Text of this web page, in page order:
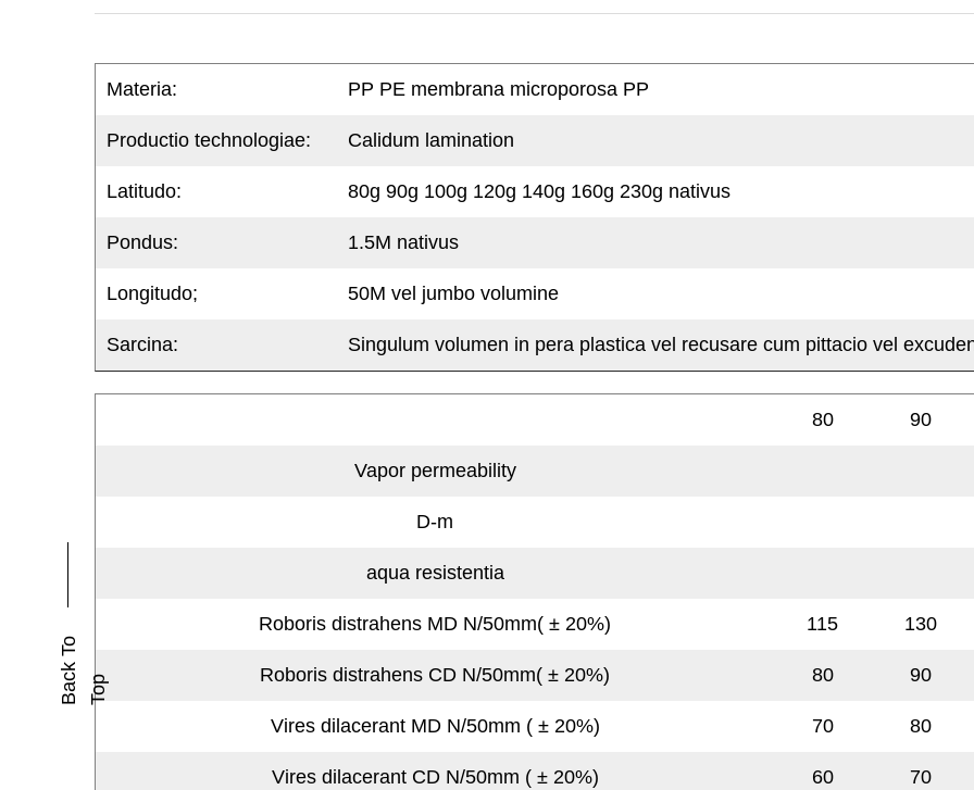
Tempus,
Materia: PP PE membrana microporosa PP
Productio technologiae: Calidum lamination
Latitudo: 80g 90g 100g 120g 140g 160g 230g nativus
Pondus: 1.5M nativus
Longitudo; 50M vel jumbo volumine
Sarcina: Singulum volumen in pera plastica vel recusare cum pittacio vel
80 90
Vapor permeability
D-m
aqua resistentia
Roboris distrahens MD N/50mm( ± 20%) 115 130
Roboris distrahens CD N/50mm( ± 20%) 80 90
Vires dilacerant MD N/50mm ( ± 20%) 70 80
Vires dilacerant CD N/50mm ( ± 20%) 60 70
B
A C
K
T
O
T
O P